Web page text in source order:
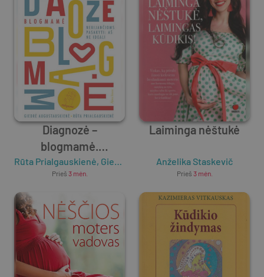
Diagnozė –
blogmamė.
Nebijančioms
pasakyti: aš neideali
Rūta Prialgauskienė, Giedrė Augustauskienė
Prieš 3 mėn.
Laiminga nėštukė
Anželika Staskevič
Prieš 3 mėn.